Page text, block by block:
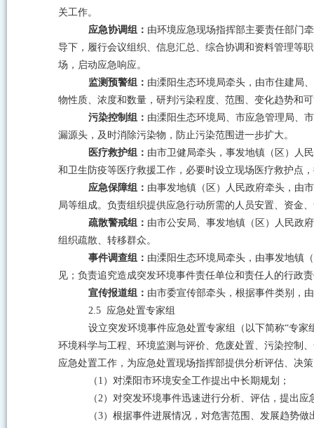
关工作。
应急协调组： 由环境应急现场指挥部主要责任部门
导下，履行会议组织、信息汇总、综合协调和资料管理等
场，启动应急响应。
监测预警组： 由溧阳生态环境局牵头，由市住建局
物性质、浓度和数量，研判污染程度、范围、变化趋势和
污染控制组： 由溧阳生态环境局、市应急管理局、
漏源头，及时消除污染物，防止污染范围进一步扩大。
医疗救护组： 由市卫健局牵头，事发地镇（区）人
和卫生防疫等医疗救援工作，必要时设立现场医疗救护点
应急保障组： 由事发地镇（区）人民政府牵头，由
局等组成。负责组织提供应急行动所需的人员安置、资金
疏散警戒组： 由市公安局、事发地镇（区）人民政
组织疏散、转移群众。
事件调查组： 由溧阳生态环境局牵头，由事发地镇
见；负责追究造成突发环境事件责任单位和责任人的行政
宣传报道组： 由市委宣传部牵头，根据事件类别，由
2.5 应急处置专家组
设立突发环境事件应急处置专家组（ 以下简称“专家
环境科学与工程、环境监测与评价、危废处置、污染控制
应急处置工作，为应急处置现场指挥部提供分析评估、决
（ 1 ）对溧阳市环境安全工作提出中长期规划；
（2）对突发环境事件迅速进行分析、评估，提出
（3）根据事件进展情况，对危害范围、发展趋势